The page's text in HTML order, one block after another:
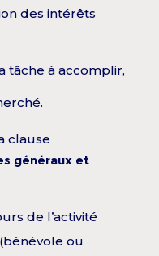
des intérêts
tâche à accomplir,
clause
généraux et
de l’activité
ou